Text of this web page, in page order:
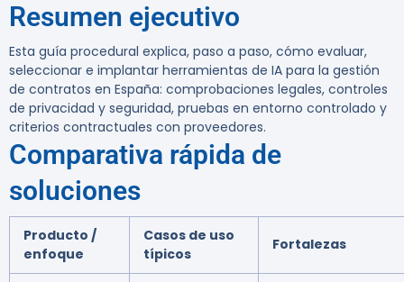
Resumen ejecutivo
Esta guía procedural explica, paso a paso, cómo evaluar,
seleccionar e implantar herramientas de IA para la gestión
de contratos en España: comprobaciones legales, controles
de privacidad y seguridad, pruebas en entorno controlado y
criterios contractuales con proveedores.
Comparativa rápida de
soluciones
Producto /
enfoque
Casos de uso
típicos
Fortalezas